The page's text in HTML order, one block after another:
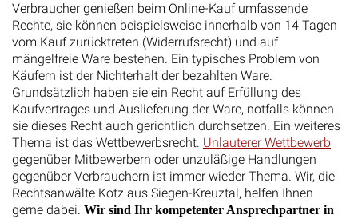
Verbraucher genießen beim Online-Kauf umfassende
Rechte, sie können beispielsweise innerhalb von 14 Tagen
vom Kauf zurücktreten (Widerrufsrecht) und auf
mängelfreie Ware bestehen. Ein typisches Problem von
Käufern ist der Nichterhalt der bezahlten Ware.
Grundsätzlich haben sie ein Recht auf Erfüllung des
Kaufvertrages und Auslieferung der Ware, notfalls können
sie dieses Recht auch gerichtlich durchsetzen. Ein weiteres
Thema ist das Wettbewerbsrecht. Unlauterer Wettbewerb
gegenüber Mitbewerbern oder unzuläßige Handlungen
gegenüber Verbrauchern ist immer wieder Thema. Wir, die
Rechtsanwälte Kotz aus Siegen-Kreuztal, helfen Ihnen
gerne dabei. Wir sind Ihr kompetenter Ansprechpartner in